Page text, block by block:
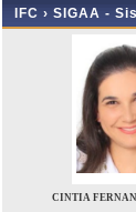
IFC › SIGAA -
CINTIA